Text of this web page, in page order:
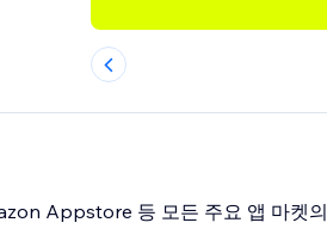
Appstore 등 모든 주요 앱 마켓의